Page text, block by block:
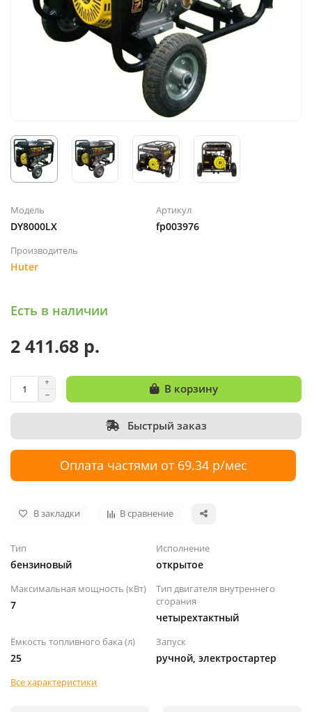
Модель
DY8000LX
Артикул
fp003976
Производитель
Huter
Есть в наличии
2 411.68 р.
В корзину
Быстрый заказ
Оплата частями от 69.34 р/мес
В закладки В сравнение
Тип
бензиновый
Исполнение
открытое
Максимальная мощность (кВт)
7
Тип двигателя внутреннего
сгорания
четырехтактный
Ёмкость топливного бака (л)
25
Запуск
ручной, электростартер
Все характеристики